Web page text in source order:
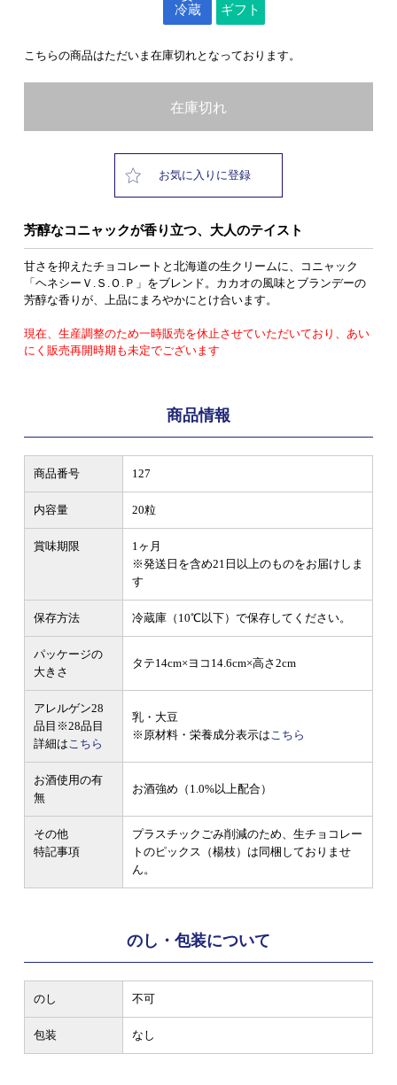
冷蔵
ギフト
こちらの商品はただいま在庫切れとなっております。
在庫切れ
お気に入りに登録
芳醇なコニャックが香り立つ、大人のテイスト
甘さを抑えたチョコレートと北海道の生クリームに、コニャック
「ヘネシーＶ.Ｓ.Ｏ.Ｐ」をブレンド。カカオの風味とブランデーの
芳醇な香りが、上品にまろやかにとけ合います。
現在、生産調整のため一時販売を休止させていただいており、あい
にく販売再開時期も未定でございます
商品情報
商品番号 127
内容量 20粒
賞味期限
1ヶ月
※発送日を含め21日以上のものをお届けしま
す
保存方法 冷蔵庫（10℃以下）で保存してください。
パッケージの
大きさ
タテ14cm×ヨコ14.6cm×高さ2cm
アレルゲン28
品目 ※28品目
詳細はこちら
乳・大豆
※原材料・栄養成分表示はこちら
お酒使用の有
無
お酒強め（1.0%以上配合）
その他
特記事項
プラスチックごみ削減のため、生チョコレー
トのピックス（楊枝）は同梱しておりませ
ん。
のし・包装について
のし 不可
包装 なし